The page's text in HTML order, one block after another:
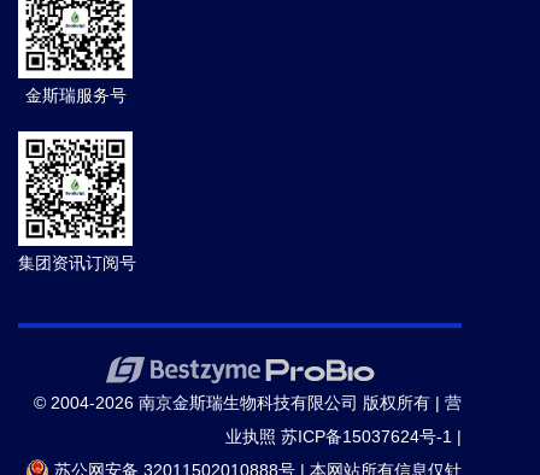
金斯瑞服务号
集团资讯订阅号
© 2004-2026 南京金斯瑞生物科技有限公司 版权所有 | 营
业执照 苏ICP备15037624号-1 |
苏公网安备 32011502010888号 | 本网站所有信息仅针